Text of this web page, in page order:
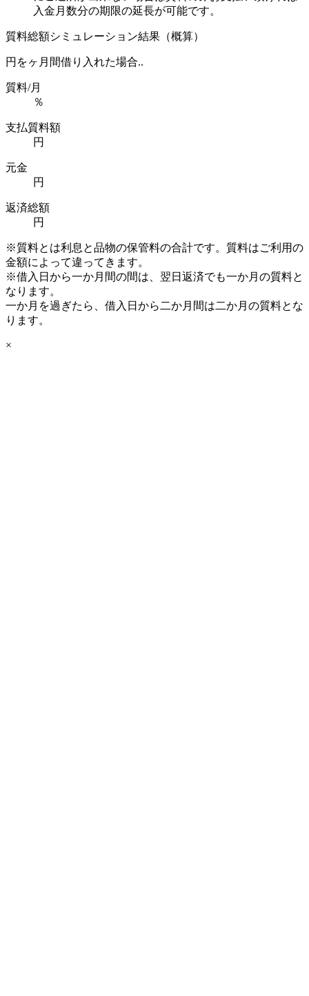
入金月数分の期限の延長が可能です。
質料総額シミュレーション結果（概算）
円をヶ月間借り入れた場合..
質料/月
％
支払質料額
円
元金
円
返済総額
円
※質料とは利息と品物の保管料の合計です。質料はご利用の
金額によって違ってきます。
※借入日から一か月間の間は、翌日返済でも一か月の質料と
なります。
一か月を過ぎたら、借入日から二か月間は二か月の質料とな
ります。
×